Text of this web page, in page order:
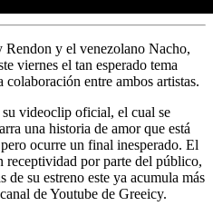
y el venezolano Nacho,
viernes el tan esperado tema
entre ambos artistas.
videoclip oficial, el cual se
una historia de amor que está
ocurre un final inesperado. El
receptividad por parte del público,
de su estreno este ya acumula más
de Youtube de Greeicy.